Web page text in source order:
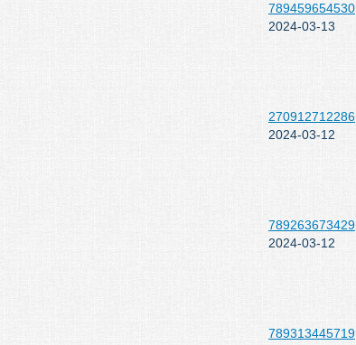
789459654530
2024-03-13
270912712286
2024-03-12
789263673429
2024-03-12
789313445719